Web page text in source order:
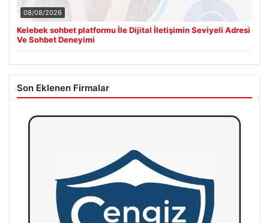
08/08/2026
Kelebek sohbet platformu İle Dijital İletişimin Seviyeli Adresi
Ve Sohbet Deneyimi
Son Eklenen Firmalar